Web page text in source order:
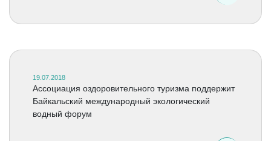
19.07.2018
Ассоциация оздоровительного туризма поддержит
Байкальский международный экологический
водный форум